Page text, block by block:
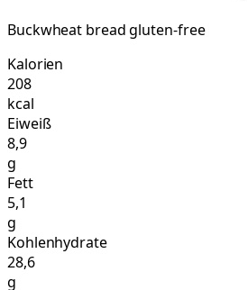
Buckwheat bread gluten-free
Kalorien
208
kcal
Eiweiß
8,9
g
Fett
5,1
g
Kohlenhydrate
28,6
g